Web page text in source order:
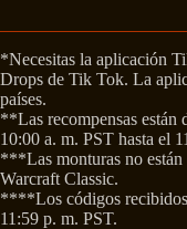
*Necesitas la aplicación
Drops de Tik Tok. La
países.
**Las recompensas están
10:00 a. m. PST hasta el
***Las monturas no
Warcraft Classic.
****Los códigos
11:59 p. m. PST.